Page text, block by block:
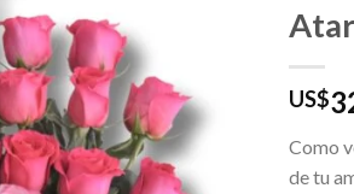
US$
Como
de tu